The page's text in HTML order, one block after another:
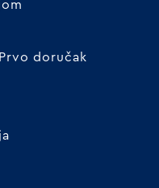
doručak